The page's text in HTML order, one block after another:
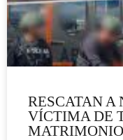
RESCATAN A
VÍCTIMA DE